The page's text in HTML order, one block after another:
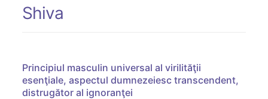
Shiva
Principiul masculin universal al virilităţii
esenţiale, aspectul dumnezeiesc transcendent,
distrugător al ignoranţei